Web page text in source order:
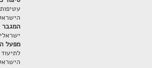
המגבר
ישראלי
מפעל